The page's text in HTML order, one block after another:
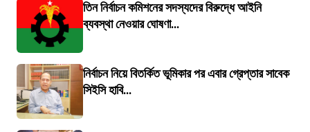
তিন নির্বাচন কমিশনের সদস্যদের বিরুদ্ধে আইনি
ব্যবস্থা নেওয়ার ঘোষণা...
নির্বাচন নিয়ে বিতর্কিত ভূমিকার পর এবার গ্রেপ্তার সাবেক
সিইসি হাবি...